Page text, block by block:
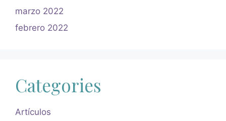
marzo 2022
febrero 2022
Categories
Artículos